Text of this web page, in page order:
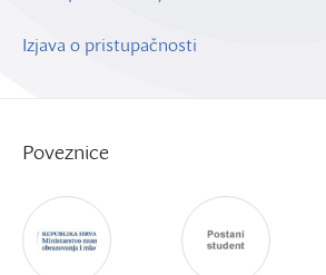
Izjava o pristupačnosti
Poveznice